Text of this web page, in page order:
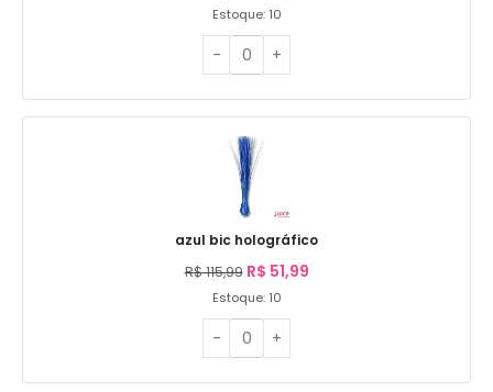
Estoque: 10
azul bic holográfico
R$115,99 R$ 51,99
Estoque: 10